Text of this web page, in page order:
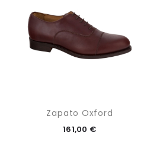
Zapato Oxford
161,00 €